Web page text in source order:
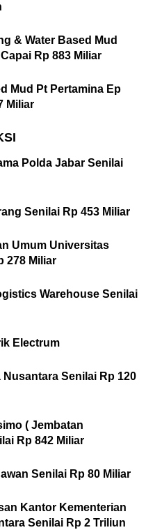
& Water Based Mud
Rp 883 Miliar
Mud Pt Pertamina Ep
Miliar
Polda Jabar Senilai
Senilai Rp 453 Miliar
Umum Universitas
278 Miliar
Warehouse Senilai
Electrum
Senilai Rp 120
( Jembatan
Rp 842 Miliar
Senilai Rp 80 Miliar
Kantor Kementerian
Senilai Rp 2 Triliun